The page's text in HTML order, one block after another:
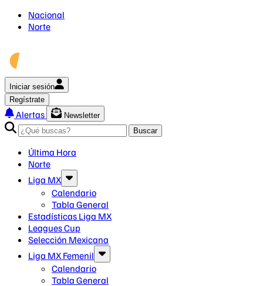
Nacional
Norte
Iniciar sesión
Regístrate
Alertas
Newsletter
Buscar
Última Hora
Norte
Liga MX
Calendario
Tabla General
Estadísticas Liga MX
Leagues Cup
Selección Mexicana
Liga MX Femenil
Calendario
Tabla General